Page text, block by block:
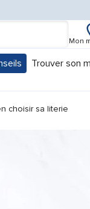
Mon
Trouver son
choisir sa literie